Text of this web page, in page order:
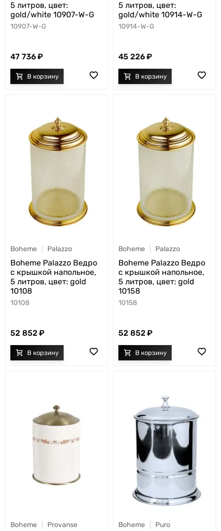
5 литров, цвет:
gold/white 10907-W-G
10907-W-G
47 736
5 литров, цвет:
gold/white 10914-W-G
10914-W-G
45 226
Boheme Palazzo
Boheme Palazzo Ведро
с крышкой напольное,
5 литров, цвет: gold
10108
10108
52 852
Boheme Palazzo
Boheme Palazzo Ведро
с крышкой напольное,
5 литров, цвет: gold
10158
10158
52 852
Boheme Provanse Boheme Puro